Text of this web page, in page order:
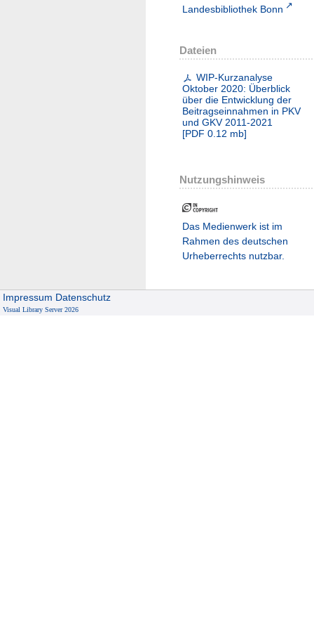
Landesbibliothek Bonn
Dateien
WIP-Kurzanalyse
Oktober 2020: Überblick
über die Entwicklung der
Beitragseinnahmen in PKV
und GKV 2011-2021
[PDF 0.12 mb]
Nutzungshinweis
Das Medienwerk ist im
Rahmen des deutschen
Urheberrechts nutzbar.
Impressum Datenschutz
Visual Library Server 2026